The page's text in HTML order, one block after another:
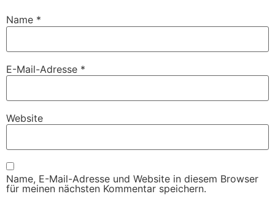
Name *
E-Mail-Adresse *
Website
Name, E-Mail-Adresse und Website in diesem Browser
für meinen nächsten Kommentar speichern.